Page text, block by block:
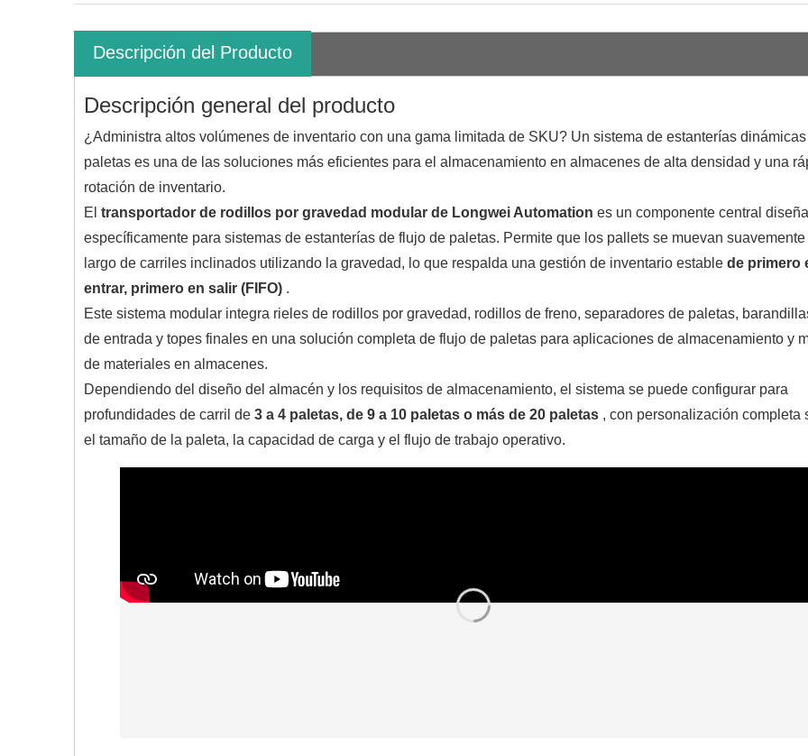
Descripción del Producto
Descripción general del producto
¿Administra altos volúmenes de inventario con una gama limitada de SKU? Un sistema de estanterías dinámicas
paletas es una de las soluciones más eficientes para el almacenamiento en almacenes de alta densidad y una
rotación de inventario.
El transportador de rodillos por gravedad modular de Longwei Automation es un componente central
específicamente para sistemas de estanterías de flujo de paletas. Permite que los pallets se muevan
largo de carriles inclinados utilizando la gravedad, lo que respalda una gestión de inventario estable de primero
entrar, primero en salir (FIFO) .
Este sistema modular integra rieles de rodillos por gravedad, rodillos de freno, separadores de paletas,
de entrada y topes finales en una solución completa de flujo de paletas para aplicaciones de almacenamiento y
de materiales en almacenes.
Dependiendo del diseño del almacén y los requisitos de almacenamiento, el sistema se puede configurar para
profundidades de carril de 3 a 4 paletas, de 9 a 10 paletas o más de 20 paletas , con personalización completa
el tamaño de la paleta, la capacidad de carga y el flujo de trabajo operativo.